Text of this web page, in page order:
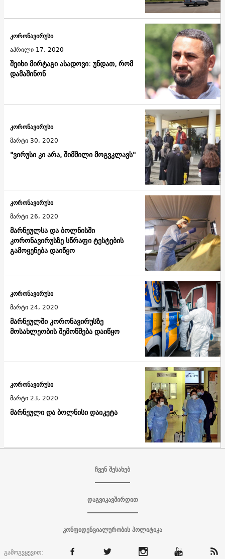
შეიხი მირტაგი ასადოვი: უნდათ, რომ
დამაშინონ
კორონავირუსი
აპრილი 17, 2020
"ვირუსი კი არა, შიმშილი მოგვკლავს"
კორონავირუსი
მარტი 30, 2020
მარნეულსა და ბოლნისში
კორონავირუსზე სწრაფი ტესტების
გამოყენება დაიწყო
კორონავირუსი
მარტი 26, 2020
მარნეულში კორონავირუსზე
მოსახლეობის შემოწმება დაიწყო
კორონავირუსი
მარტი 24, 2020
მარნეული და ბოლნისი დაიკეტა
კორონავირუსი
მარტი 23, 2020
ჩვენ შესახებ
დაგვიკავშირდით
კონფიდენციალურობის პოლიტიკა
გამოგვყევით: